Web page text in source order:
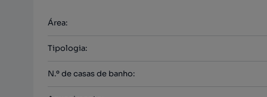
Área:
Tipologia:
N.º de casas de banho: